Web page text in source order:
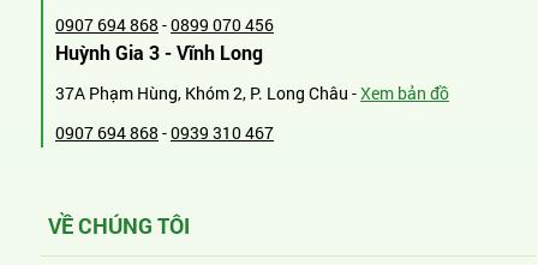
0907 694 868 -0899 070 456
Huỳnh Gia 3 - Vĩnh Long
37A Phạm Hùng, Khóm 2, P. Long Châu -Xem bản đồ
0907 694 868 -0939 310 467
VỀ CHÚNG TÔI